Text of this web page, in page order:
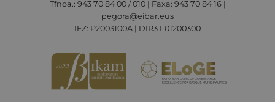
Tfnoa.: 943 70 84 00 / 010 | Faxa: 943 70 84 16 |
pegora@eibar.eus
IFZ: P2003100A | DIR3 L01200300